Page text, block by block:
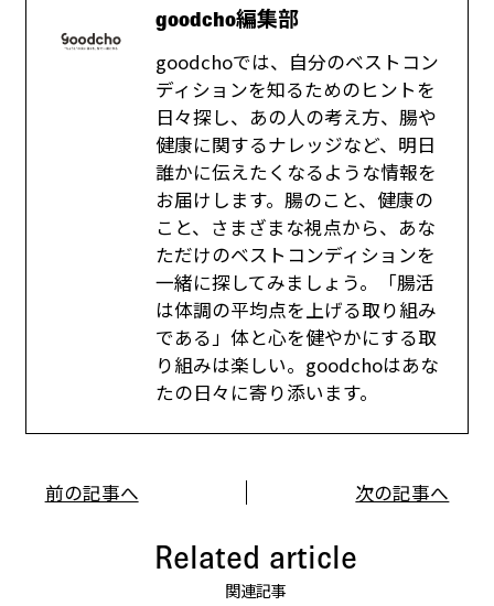
goodcho編集部
goodchoでは、自分のベストコン
ディションを知るためのヒントを
日々探し、あの人の考え方、腸や
健康に関するナレッジなど、明日
誰かに伝えたくなるような情報を
お届けします。腸のこと、健康の
こと、さまざまな視点から、あな
ただけのベストコンディションを
一緒に探してみましょう。「腸活
は体調の平均点を上げる取り組み
である」体と心を健やかにする取
り組みは楽しい。goodchoはあな
たの日々に寄り添います。
前の記事へ 次の記事へ
Related article
関連記事